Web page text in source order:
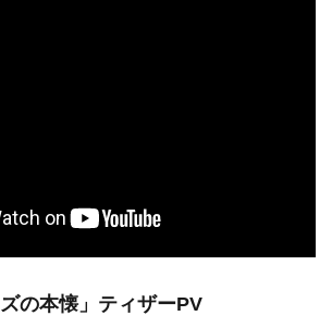
の本懐」ティザーPV